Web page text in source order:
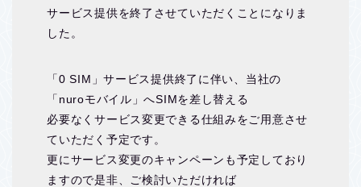
サービス提供を終了させていただくことになりま
した。
「0 SIM」サービス提供終了に伴い、当社の
「nuroモバイル」へSIMを差し替える
必要なくサービス変更できる仕組みをご用意させ
ていただく予定です。
更にサービス変更のキャンペーンも予定しており
ますので是非、ご検討いただければ